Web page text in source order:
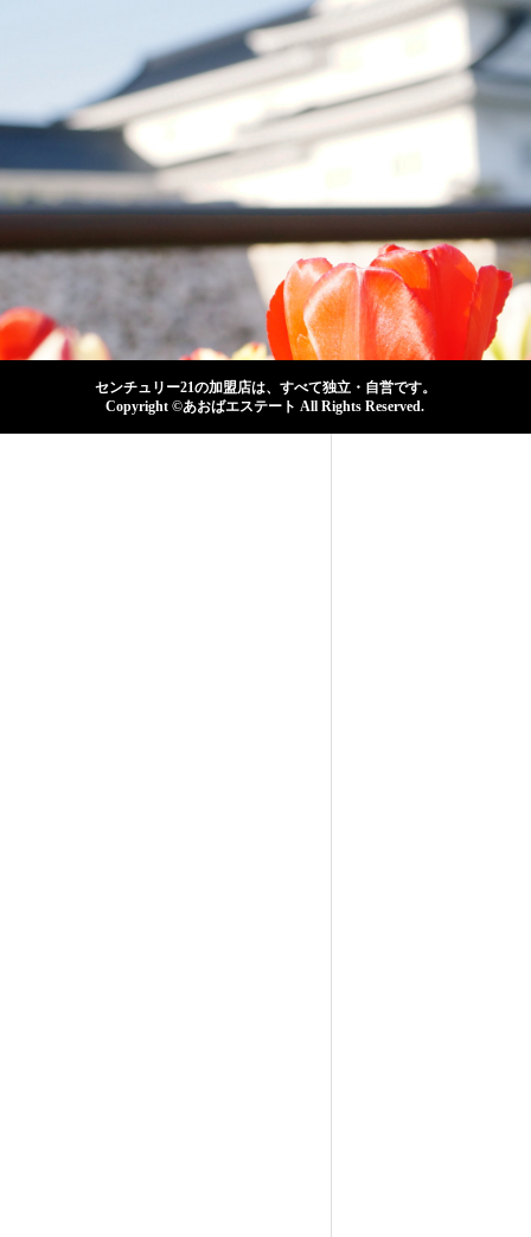
センチュリー21の加盟店は、すべて独立・自営です。
Copyright ©あおばエステート All Rights Reserved.